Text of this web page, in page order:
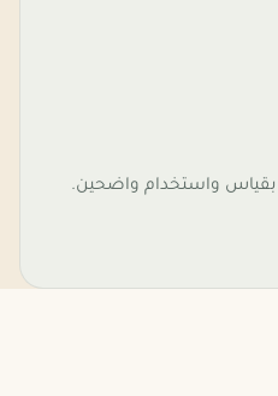
بقياس واستخدام واضحين.